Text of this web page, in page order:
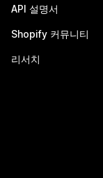
API 설명서
Shopify 커뮤니티
리서치